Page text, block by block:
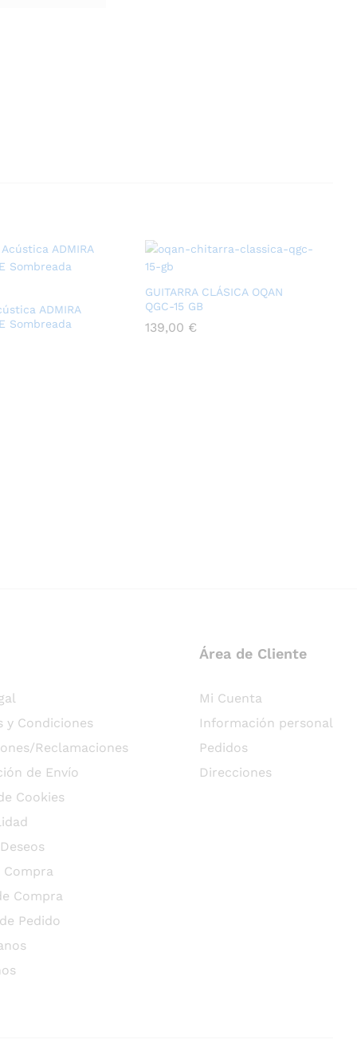
ADMIRA
Sombreada
GUITARRA CLÁSICA OQAN
QGC-15 GB
139,00 €
y Condiciones
Reclamaciones
de Envío
Cookies
Compra
Pedido
Área de Cliente
Mi Cuenta
Información personal
Pedidos
Direcciones